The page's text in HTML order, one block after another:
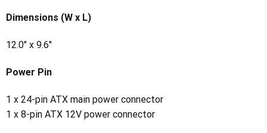
Dimensions (W x L)
12.0″ x 9.6″
Power Pin
1 x 24-pin ATX main power connector
1 x 8-pin ATX 12V power connector